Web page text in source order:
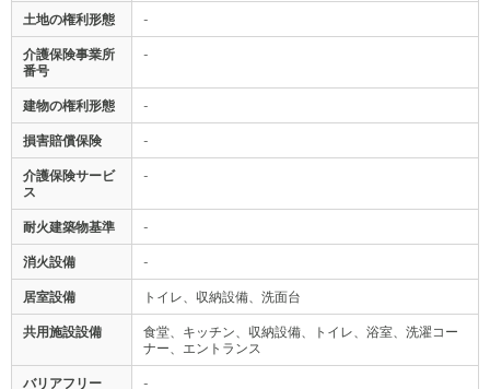
土地の権利形態 -
介護保険事業所
番号
-
建物の権利形態 -
損害賠償保険 -
介護保険サービ
ス
-
耐火建築物基準 -
消火設備 -
居室設備 トイレ、収納設備、洗面台
共用施設設備
食堂、キッチン、収納設備、トイレ、浴室、洗濯コー
ナー、エントランス
バリアフリー -